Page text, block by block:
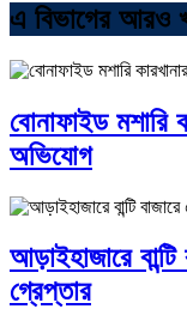
এ বিভাগের আরও
বোনাফাইড মশারি
অভিযোগ
আড়াইহাজারে
গ্রেপ্তার